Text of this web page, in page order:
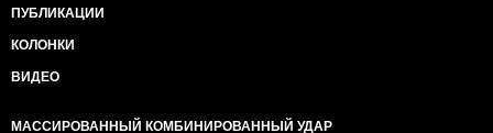
ПУБЛИКАЦИИ
КОЛОНКИ
ВИДЕО
МАССИРОВАННЫЙ КОМБИНИРОВАННЫЙ УДАР